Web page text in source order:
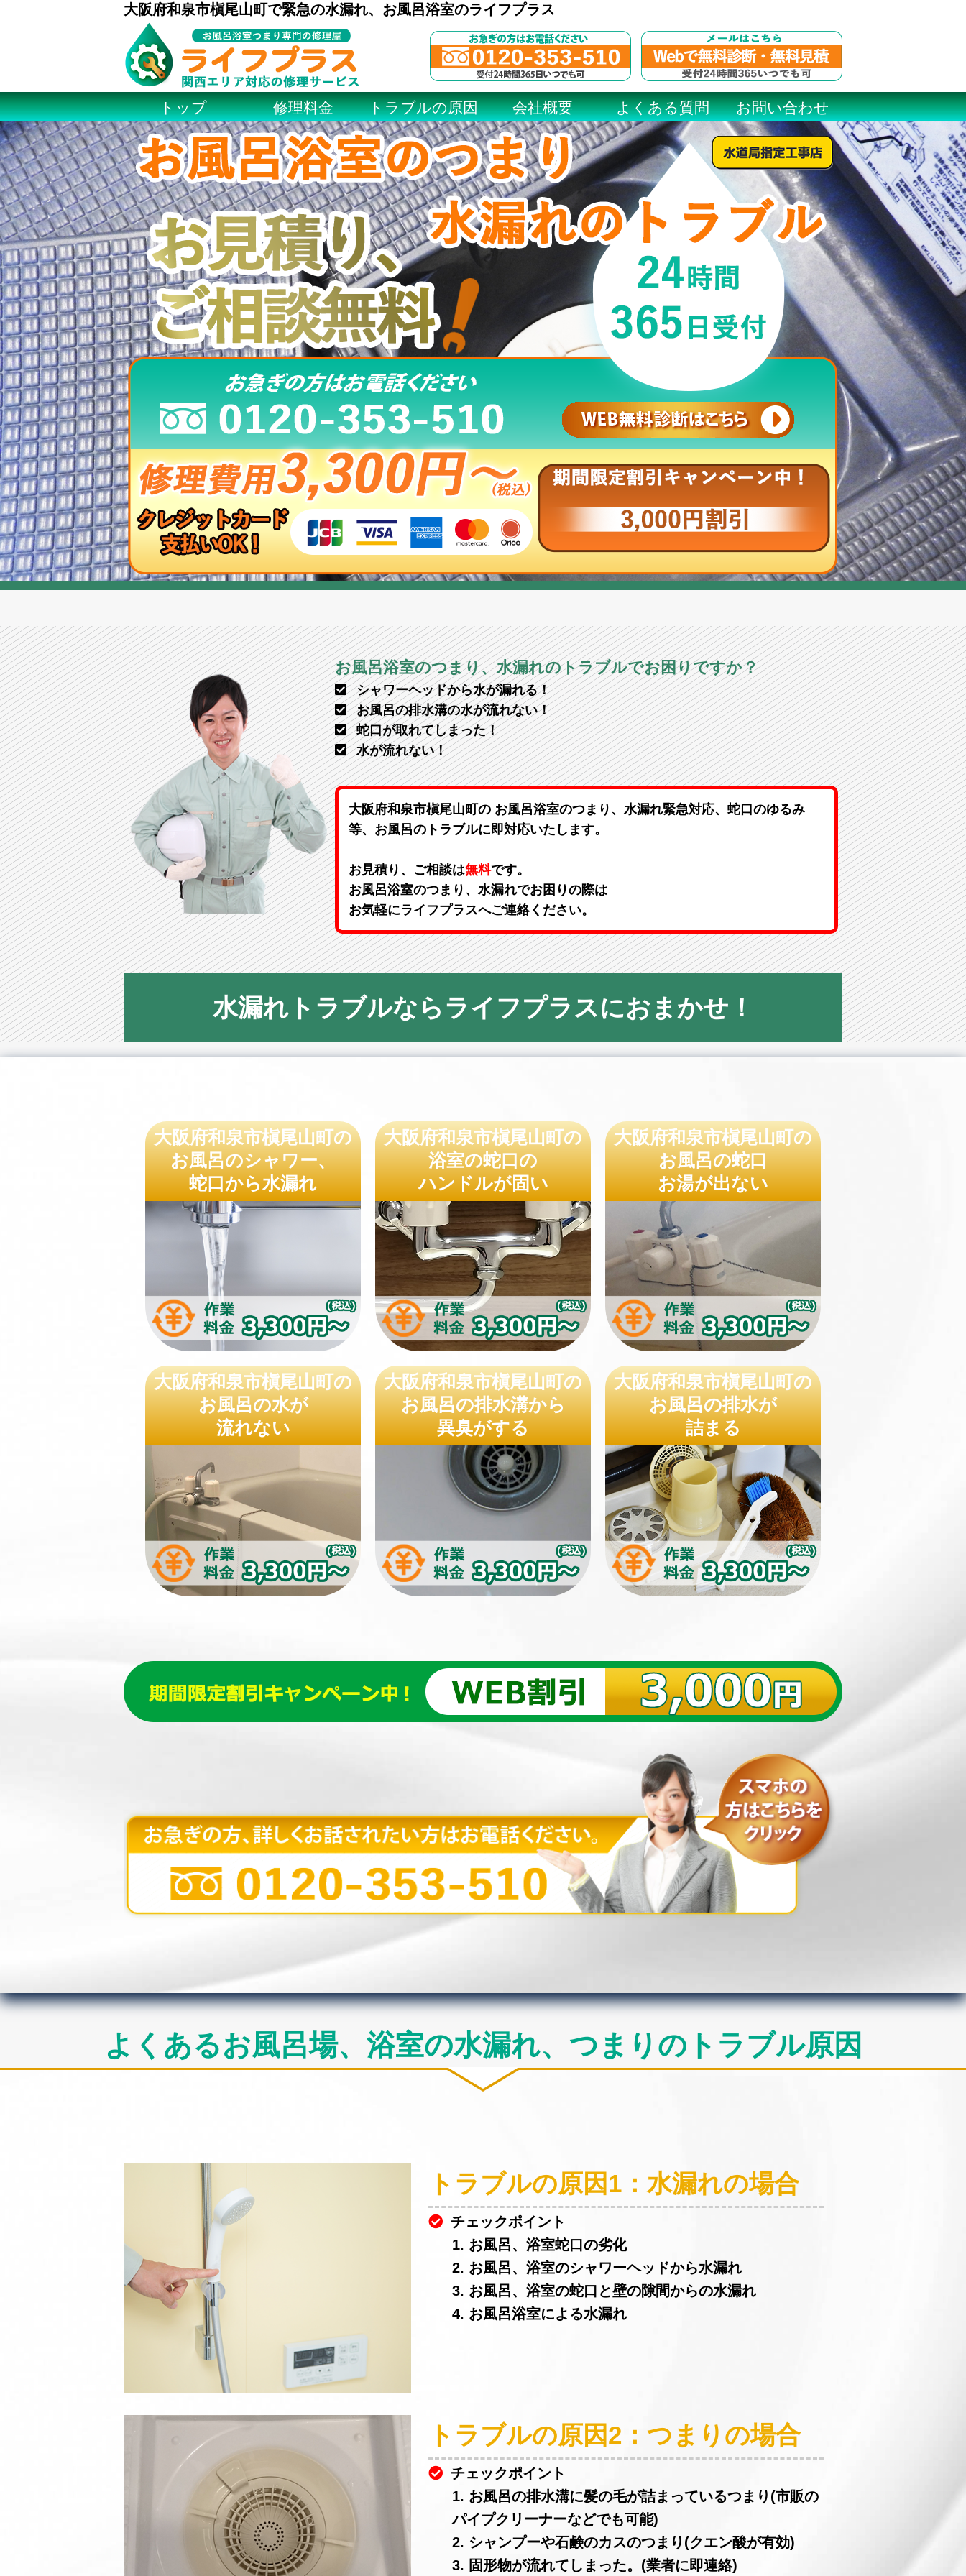
大阪府和泉市槇尾山町で緊急の水漏れ、お風呂浴室のライフプラス
トップ 修理料金 トラブルの原因 会社概要 よくある質問 お問い合わせ
お風呂浴室のつまり、水漏れのトラブルでお困りですか？
シャワーヘッドから水が漏れる！
お風呂の排水溝の水が流れない！
蛇口が取れてしまった！
水が流れない！
大阪府和泉市槇尾山町の お風呂浴室のつまり、水漏れ緊急対応、蛇口のゆるみ
等、お風呂のトラブルに即対応いたします。
お見積り、ご相談は無料です。
お風呂浴室のつまり、水漏れでお困りの際は
お気軽にライフプラスへご連絡ください。
水漏れトラブルならライフプラスにおまかせ！
大阪府和泉市槇尾山町の
お風呂のシャワー、
蛇口から水漏れ
大阪府和泉市槇尾山町の
浴室の蛇口の
ハンドルが固い
大阪府和泉市槇尾山町の
お風呂の蛇口
お湯が出ない
大阪府和泉市槇尾山町の
お風呂の水が
流れない
大阪府和泉市槇尾山町の
お風呂の排水溝から
異臭がする
大阪府和泉市槇尾山町の
お風呂の排水が
詰まる
よくあるお風呂場、浴室の水漏れ、つまりのトラブル原因
トラブルの原因1：水漏れの場合
チェックポイント
1. お風呂、浴室蛇口の劣化
2. お風呂、浴室のシャワーヘッドから水漏れ
3. お風呂、浴室の蛇口と壁の隙間からの水漏れ
4. お風呂浴室による水漏れ
トラブルの原因2：つまりの場合
チェックポイント
1. お風呂の排水溝に髪の毛が詰まっているつまり(市販の
パイプクリーナーなどでも可能)
2. シャンプーや石鹸のカスのつまり(クエン酸が有効)
3. 固形物が流れてしまった。(業者に即連絡)